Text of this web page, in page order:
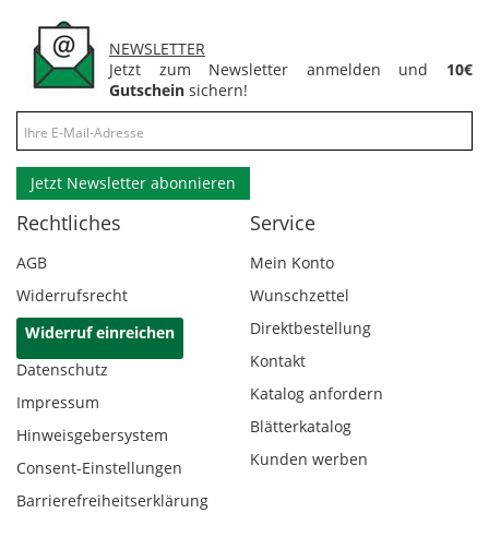
NEWSLETTER
Jetzt zum Newsletter anmelden und 10€
Gutschein sichern!
Jetzt Newsletter abonnieren
Rechtliches
AGB
Widerrufsrecht
Widerruf einreichen
Datenschutz
Impressum
Hinweisgebersystem
Consent-Einstellungen
Barrierefreiheitserklärung
Service
Mein Konto
Wunschzettel
Direktbestellung
Kontakt
Katalog anfordern
Blätterkatalog
Kunden werben